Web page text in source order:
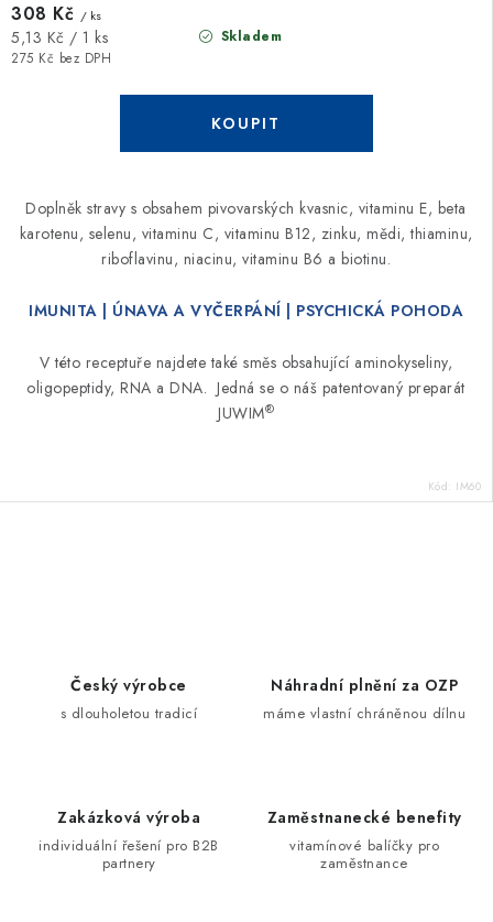
Skladem
275 Kč bez DPH
308 Kč / ks
Měrná
cena:
5,13 Kč / 1 ks
Doplněk stravy s obsahem pivovarských kvasnic, vitaminu E, beta
karotenu, selenu, vitaminu C, vitaminu B12, zinku, mědi, thiaminu,
riboflavinu, niacinu, vitaminu B6 a biotinu.
IMUNITA | ÚNAVA A VYČERPÁNÍ | PSYCHICKÁ POHODA
V této receptuře najdete také směs obsahující aminokyseliny,
oligopeptidy, RNA a DNA. Jedná se o náš patentovaný preparát
JUWIM®
Kód: IM60
Český výrobce
s dlouholetou tradicí
Náhradní plnění za OZP
máme vlastní chráněnou dílnu
Zakázková výroba
individuální řešení pro B2B
partnery
Zaměstnanecké benefity
vitamínové balíčky pro
zaměstnance